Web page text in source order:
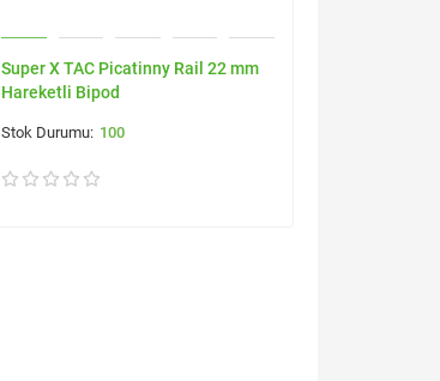
Super X TAC Picatinny Rail 22 mm
Hareketli Bipod
100